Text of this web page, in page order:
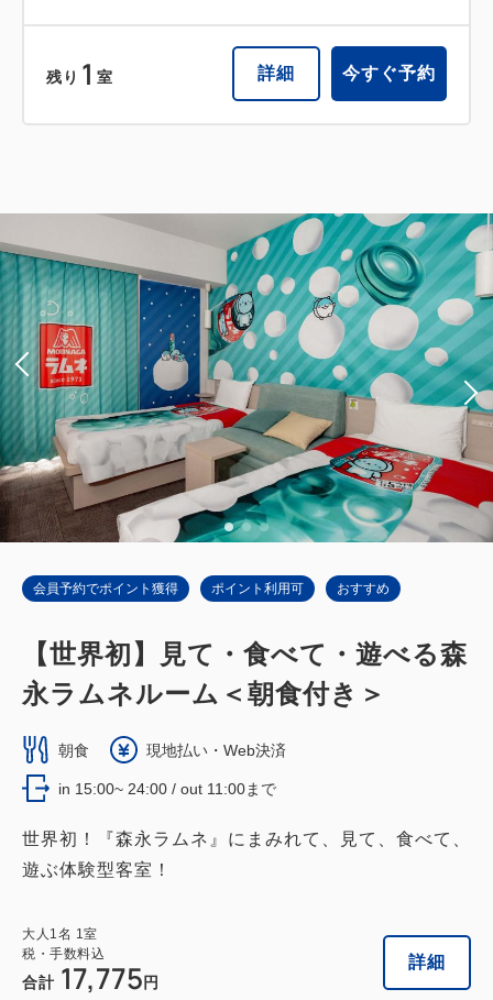
残り 1 室 詳細 今すぐ予約
会員予約でポイント獲得 ポイント利用可 おすすめ
【世界初】見て・食べて・遊べる森
永ラムネルーム＜朝食付き＞
朝食 現地払い・Web決済
in 15:00~ 24:00 / out 11:00まで
世界初！『森永ラムネ』にまみれて、見て、食べて、
遊ぶ体験型客室！
大人 1名 1室
税・手数料込
合計 17,775 円
詳細